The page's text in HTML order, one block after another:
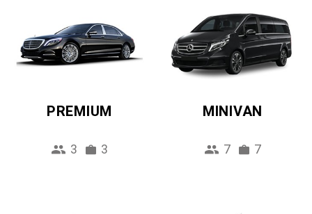
PREMIUM
3 3
MINIVAN
7 7